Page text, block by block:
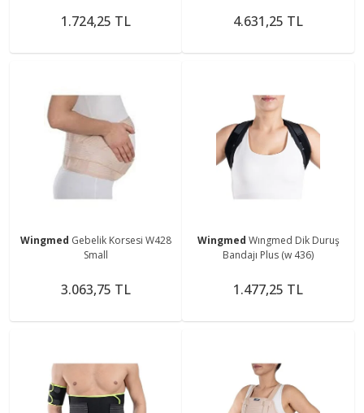
1.724,25 TL 4.631,25 TL
Wingmed Gebelik Korsesi W428
Small
3.063,75 TL
Wingmed Wıngmed Dik Duruş
Bandajı Plus (w 436)
1.477,25 TL